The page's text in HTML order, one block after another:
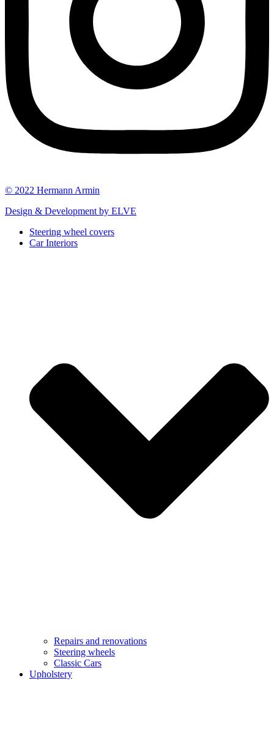
© 2022 Hermann Armin
Design & Development by ELVE
Steering wheel covers
Car Interiors
Repairs and renovations
Steering wheels
Classic Cars
Upholstery